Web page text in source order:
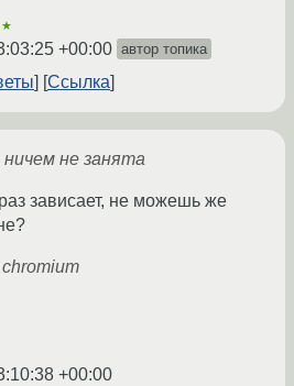
+00:00 автор топика
Ссылка
не занята
зависает, не можешь же
+00:00